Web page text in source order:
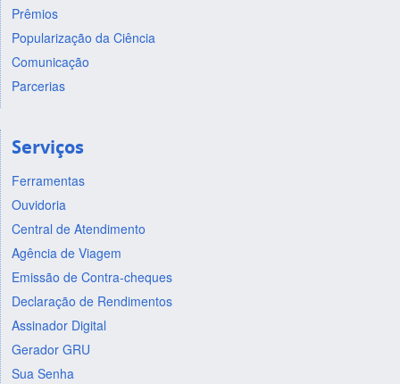
Prêmios
Popularização da Ciência
Comunicação
Parcerias
Serviços
Ferramentas
Ouvidoria
Central de Atendimento
Agência de Viagem
Emissão de Contra-cheques
Declaração de Rendimentos
Assinador Digital
Gerador GRU
Sua Senha